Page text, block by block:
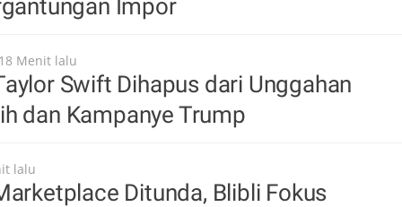
Impor
Menit lalu
Swift Dihapus dari Unggahan
dan Kampanye Trump
lalu
Ditunda, Blibli Fokus